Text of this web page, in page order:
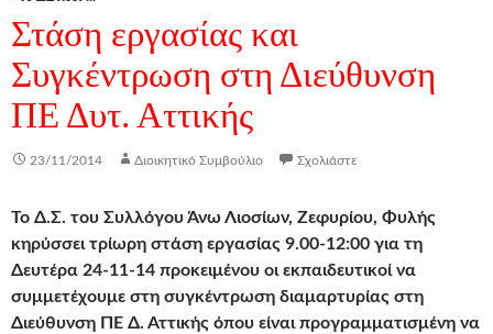
Στάση εργασίας και
Συγκέντρωση στη Διεύθυνση
ΠΕ Δυτ. Αττικής
23/11/2014 Διοικητικό Συμβούλιο Σχολιάστε
Το Δ.Σ. του Συλλόγου Άνω Λιοσίων, Ζεφυρίου, Φυλής
κηρύσσειτρίωρη στάση εργασίας 9.00-12:00 για τη
Δευτέρα 24-11-14 προκειμένου οι εκπαιδευτικοί να
συμμετέχουμε στη συγκέντρωση διαμαρτυρίας στη
Διεύθυνση ΠΕ Δ. Αττικής όπου είναι προγραμματισμένη να